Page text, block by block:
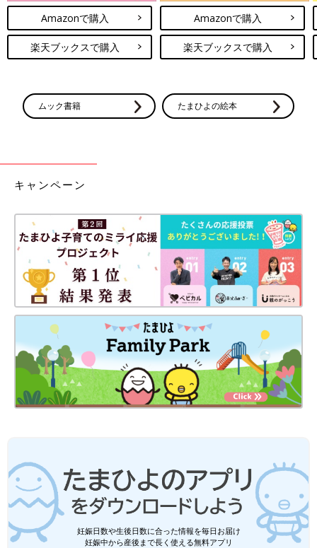
Amazonで購入
楽天ブックスで購入
Amazonで購入
楽天ブックスで購入
ムック書籍 たまひよの絵本
キャンペーン
妊娠日数や生後日数に合った情報を毎日お届け
妊娠中から産後まで長く使える無料アプリ